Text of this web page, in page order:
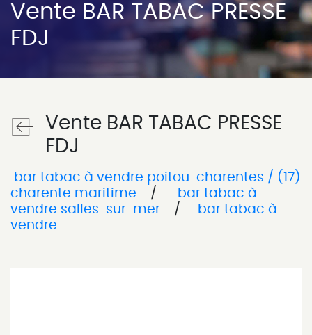
Vente BAR TABAC PRESSE
FDJ
Vente BAR TABAC PRESSE
FDJ
bar tabac à vendre poitou-charentes / (17)
charente maritime
/
bar tabac à
vendre salles-sur-mer
/
bar tabac à
vendre